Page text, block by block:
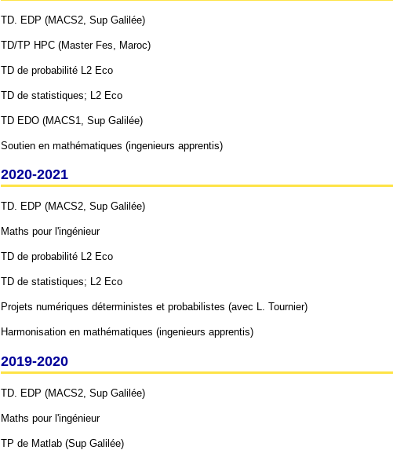
TD. EDP (MACS2, Sup Galilée)
TD/TP HPC (Master Fes, Maroc)
TD de probabilité L2 Eco
TD de statistiques; L2 Eco
TD EDO (MACS1, Sup Galilée)
Soutien en mathématiques (ingenieurs apprentis)
2020-2021
TD. EDP (MACS2, Sup Galilée)
Maths pour l'ingénieur
TD de probabilité L2 Eco
TD de statistiques; L2 Eco
Projets numériques déterministes et probabilistes (avec L. Tournier)
Harmonisation en mathématiques (ingenieurs apprentis)
2019-2020
TD. EDP (MACS2, Sup Galilée)
Maths pour l'ingénieur
TP de Matlab (Sup Galilée)